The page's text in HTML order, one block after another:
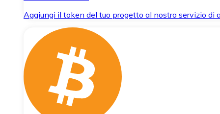
Aggiungi il token del tuo progetto al nostro servizio di